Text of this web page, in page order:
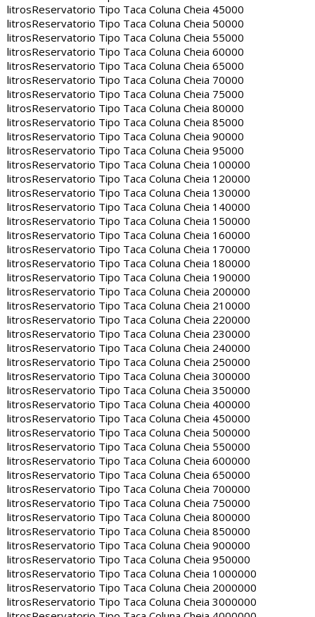
litrosReservatorio Tipo Taca Coluna Cheia 45000
litrosReservatorio Tipo Taca Coluna Cheia 50000
litrosReservatorio Tipo Taca Coluna Cheia 55000
litrosReservatorio Tipo Taca Coluna Cheia 60000
litrosReservatorio Tipo Taca Coluna Cheia 65000
litrosReservatorio Tipo Taca Coluna Cheia 70000
litrosReservatorio Tipo Taca Coluna Cheia 75000
litrosReservatorio Tipo Taca Coluna Cheia 80000
litrosReservatorio Tipo Taca Coluna Cheia 85000
litrosReservatorio Tipo Taca Coluna Cheia 90000
litrosReservatorio Tipo Taca Coluna Cheia 95000
litrosReservatorio Tipo Taca Coluna Cheia 100000
litrosReservatorio Tipo Taca Coluna Cheia 120000
litrosReservatorio Tipo Taca Coluna Cheia 130000
litrosReservatorio Tipo Taca Coluna Cheia 140000
litrosReservatorio Tipo Taca Coluna Cheia 150000
litrosReservatorio Tipo Taca Coluna Cheia 160000
litrosReservatorio Tipo Taca Coluna Cheia 170000
litrosReservatorio Tipo Taca Coluna Cheia 180000
litrosReservatorio Tipo Taca Coluna Cheia 190000
litrosReservatorio Tipo Taca Coluna Cheia 200000
litrosReservatorio Tipo Taca Coluna Cheia 210000
litrosReservatorio Tipo Taca Coluna Cheia 220000
litrosReservatorio Tipo Taca Coluna Cheia 230000
litrosReservatorio Tipo Taca Coluna Cheia 240000
litrosReservatorio Tipo Taca Coluna Cheia 250000
litrosReservatorio Tipo Taca Coluna Cheia 300000
litrosReservatorio Tipo Taca Coluna Cheia 350000
litrosReservatorio Tipo Taca Coluna Cheia 400000
litrosReservatorio Tipo Taca Coluna Cheia 450000
litrosReservatorio Tipo Taca Coluna Cheia 500000
litrosReservatorio Tipo Taca Coluna Cheia 550000
litrosReservatorio Tipo Taca Coluna Cheia 600000
litrosReservatorio Tipo Taca Coluna Cheia 650000
litrosReservatorio Tipo Taca Coluna Cheia 700000
litrosReservatorio Tipo Taca Coluna Cheia 750000
litrosReservatorio Tipo Taca Coluna Cheia 800000
litrosReservatorio Tipo Taca Coluna Cheia 850000
litrosReservatorio Tipo Taca Coluna Cheia 900000
litrosReservatorio Tipo Taca Coluna Cheia 950000
litrosReservatorio Tipo Taca Coluna Cheia 1000000
litrosReservatorio Tipo Taca Coluna Cheia 2000000
litrosReservatorio Tipo Taca Coluna Cheia 3000000